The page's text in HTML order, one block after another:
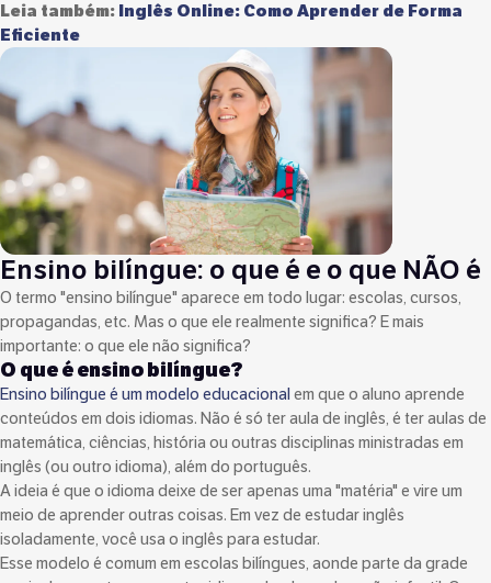
Leia também: Inglês Online: Como Aprender de Forma
Eficiente
Ensino bilíngue: o que é e o que NÃO é
O termo "ensino bilíngue" aparece em todo lugar: escolas, cursos,
propagandas, etc. Mas o que ele realmente significa? E mais
importante: o que ele não significa?
O que é ensino bilíngue?
Ensino bilíngue é um modelo educacional em que o aluno aprende
conteúdos em dois idiomas. Não é só ter aula de inglês, é ter aulas de
matemática, ciências, história ou outras disciplinas ministradas em
inglês (ou outro idioma), além do português.
A ideia é que o idioma deixe de ser apenas uma "matéria" e vire um
meio de aprender outras coisas. Em vez de estudar inglês
isoladamente, você usa o inglês para estudar.
Esse modelo é comum em escolas bilíngues, aonde parte da grade